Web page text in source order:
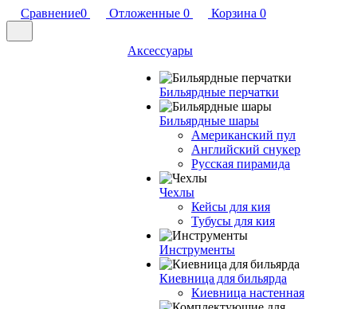
Сравнение0 Отложенные 0 Корзина 0
Аксессуары
Бильярдные перчатки
Бильярдные шары
Американский пул
Английский снукер
Русская пирамида
Чехлы
Кейсы для кия
Тубусы для кия
Инструменты
Киевница для бильярда
Киевница настенная